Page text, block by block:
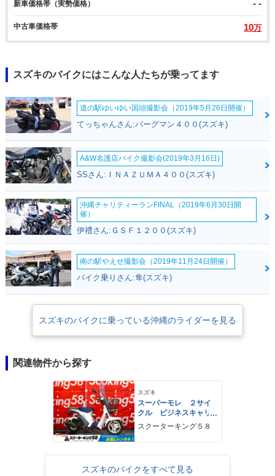
新車価格帯（実勢価格） - -
中古車価格帯 10万
スズキのバイクにはこんな人たちが乗ってます
道の駅ゆいゆい国頭撮影会（2019年5月26日開催）
てっちゃんさん:バーグマン４００(スズキ)
A&W名護店バイク撮影会(2019年3月16日)
SSさん:ＩＮＡＺＵＭＡ４００(スズキ)
沖縄チャリティーランFINAL（2019年6月30日開
催）
伊禮さん:ＧＳＦ１２００(スズキ)
南の駅やえせ撮影会（2019年11月24日開催）
バイク乗りさん:隼(スズキ)
スズキのバイクに乗っている沖縄のライダーを見る
関連物件から探す
スズキ
スーパーモレ ２サイ
クル ビジネスキャリ
ア スクリーン付き
ノーマル
スクーターキング５８
スズキのバイクをすべて見る